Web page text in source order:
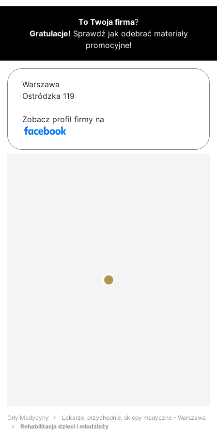
To Twoja firma?
Gratulacje! Sprawdź jak odebrać materiały
promocyjne!
Warszawa
Ostródzka 119
Zobacz profil firmy na
Orły Medycyny
Lekarze, przychodnie, sklepy medyczne - Warszawa
Rehabilitacja dzieci i młodzieży